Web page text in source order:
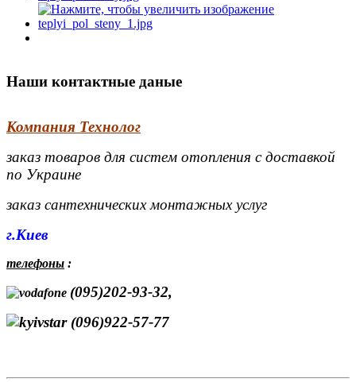
Наши контактные даные
Компания Технолог
заказ товаров для систем отопления с доставкой
по Украине
заказ сантехнических монтажных услуг
г.Киев
телефоны :
(095)202-93-32,
(096)922-57-77